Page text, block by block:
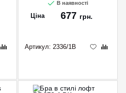
В наявності
Ціна 677 грн.
Артикул: 2336/1В